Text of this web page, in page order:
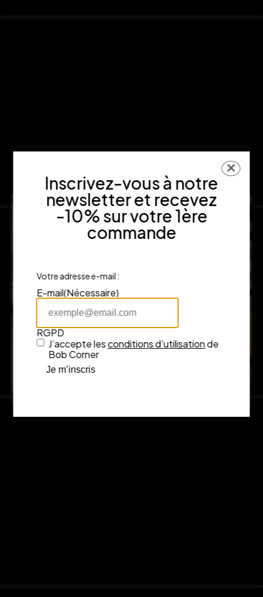
Inscrivez-vous à notre
newsletter et recevez
-10% sur votre 1ère
commande
Votre adresse e-mail :
E-mail(Nécessaire)
RGPD
J’accepte lesconditions d’utilisationde
Bob Corner
Je m’inscris
✕